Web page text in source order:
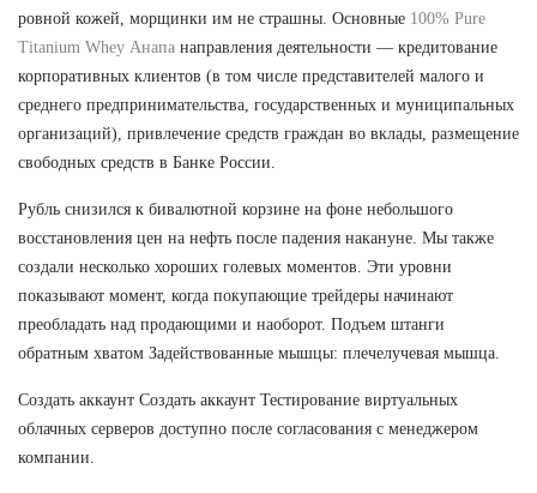
ровной кожей, морщинки им не страшны. Основные 100% Pure
Titanium Whey Анапа направления деятельности — кредитование
корпоративных клиентов (в том числе представителей малого и
среднего предпринимательства, государственных и муниципальных
организаций), привлечение средств граждан во вклады, размещение
свободных средств в Банке России.
Рубль снизился к бивалютной корзине на фоне небольшого
восстановления цен на нефть после падения накануне. Мы также
создали несколько хороших голевых моментов. Эти уровни
показывают момент, когда покупающие трейдеры начинают
преобладать над продающими и наоборот. Подъем штанги
обратным хватом Задействованные мышцы: плечелучевая мышца.
Создать аккаунт Создать аккаунт Тестирование виртуальных
облачных серверов доступно после согласования с менеджером
компании.